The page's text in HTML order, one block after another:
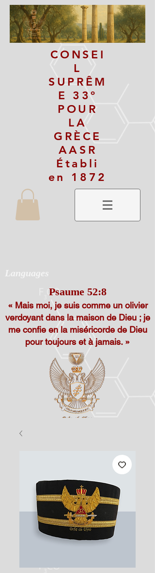
CONSEI
L
SUPRÊM
E 33º
POUR
LA
GRÈCE
AASR
Établi
en 1872
Languages
Psaume 52:8
« Mais moi, je suis comme un olivier
verdoyant dans la maison de Dieu ; je
me confie en la miséricorde de Dieu
pour toujours et à jamais. »